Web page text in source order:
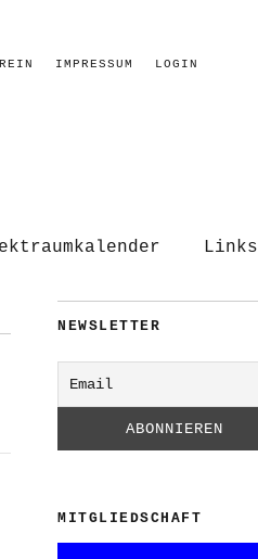
IMPRESSUM LOGIN
Links
NEWSLETTER
MITGLIEDSCHAFT